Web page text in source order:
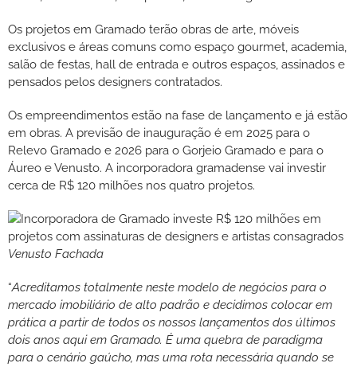
Os projetos em Gramado terão obras de arte, móveis
exclusivos e áreas comuns como espaço gourmet, academia,
salão de festas, hall de entrada e outros espaços, assinados e
pensados pelos designers contratados.
Os empreendimentos estão na fase de lançamento e já estão
em obras. A previsão de inauguração é em 2025 para o
Relevo Gramado e 2026 para o Gorjeio Gramado e para o
Áureo e Venusto. A incorporadora gramadense vai investir
cerca de R$ 120 milhões nos quatro projetos.
Venusto Fachada
“Acreditamos totalmente neste modelo de negócios para o
mercado imobiliário de alto padrão e decidimos colocar em
prática a partir de todos os nossos lançamentos dos últimos
dois anos aqui em Gramado. É uma quebra de paradigma
para o cenário gaúcho, mas uma rota necessária quando se